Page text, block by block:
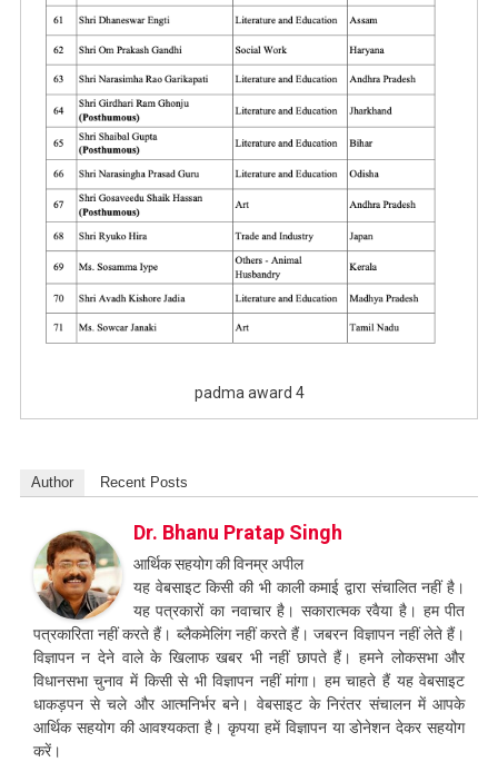
padma award 4
Author Recent Posts
Dr. Bhanu Pratap Singh
आर्थिक सहयोग की विनम्र अपील
यह वेबसाइट किसी की भी काली कमाई द्वारा संचालित नहीं है।
यह पत्रकारों का नवाचार है। सकारात्मक रवैया है। हम पीत
पत्रकारिता नहीं करते हैं। ब्लैकमेलिंग नहीं करते हैं। जबरन विज्ञापन नहीं लेते हैं।
विज्ञापन न देने वाले के खिलाफ खबर भी नहीं छापते हैं। हमने लोकसभा और
विधानसभा चुनाव में किसी से भी विज्ञापन नहीं मांगा। हम चाहते हैं यह वेबसाइट
धाकड़पन से चले और आत्मनिर्भर बने। वेबसाइट के निरंतर संचालन में आपके
आर्थिक सहयोग की आवश्यकता है। कृपया हमें विज्ञापन या डोनेशन देकर सहयोग
करें।